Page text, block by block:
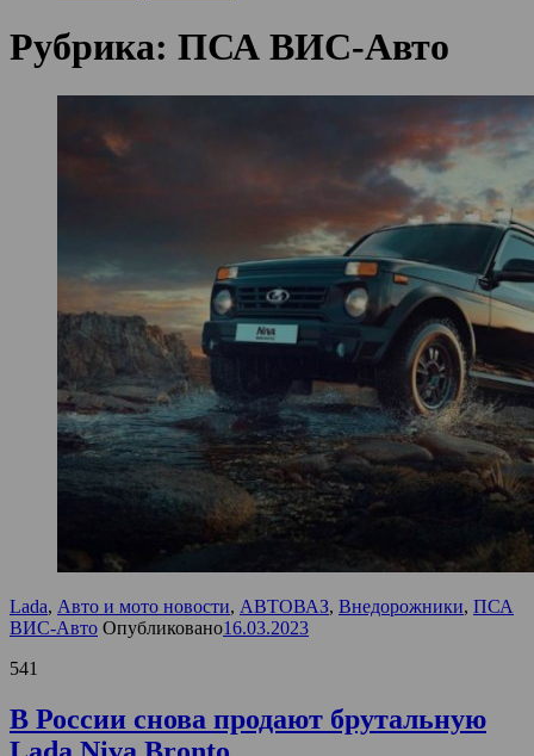
Рубрика: ПСА ВИС-Авто
Lada, Авто и мото новости, АВТОВАЗ, Внедорожники, ПСА
ВИС-Авто Опубликовано16.03.2023
541
В России снова продают брутальную